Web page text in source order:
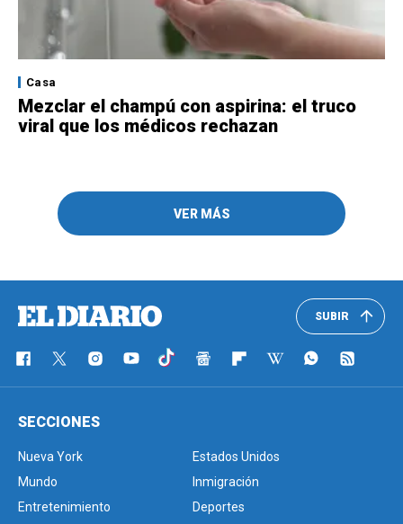
Casa
Mezclar el champú con aspirina: el truco
viral que los médicos rechazan
VER MÁS
SUBIR
SECCIONES
Nueva York
Estados Unidos
Mundo
Inmigración
Entretenimiento
Deportes